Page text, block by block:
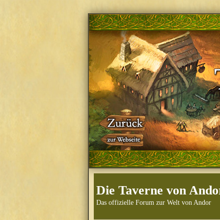
Die Taverne von
Das offizielle Forum zur Welt von Andor